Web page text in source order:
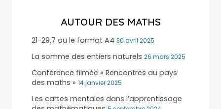
AUTOUR DES MATHS
21-29,7 ou le format A4 30 avril 2025
La somme des entiers naturels 26 mars 2025
Conférence filmée « Rencontres au pays
des maths » 14 janvier 2025
Les cartes mentales dans l’apprentissage